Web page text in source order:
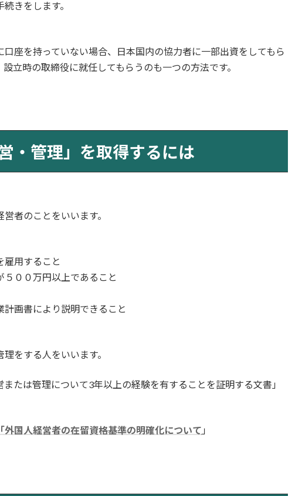
きをします。
座を持っていない場合、日本国内の協力者に一部出資をしてもら
立時の取締役に就任してもらうのも一つの方法です。
・管理」を取得するには
者のことをいいます。
用すること
００万円以上であること
画書により説明できること
をする人をいいます。
または管理について3年以上の経験を有することを証明する文書」
外国人経営者の在留資格基準の明確化について 」